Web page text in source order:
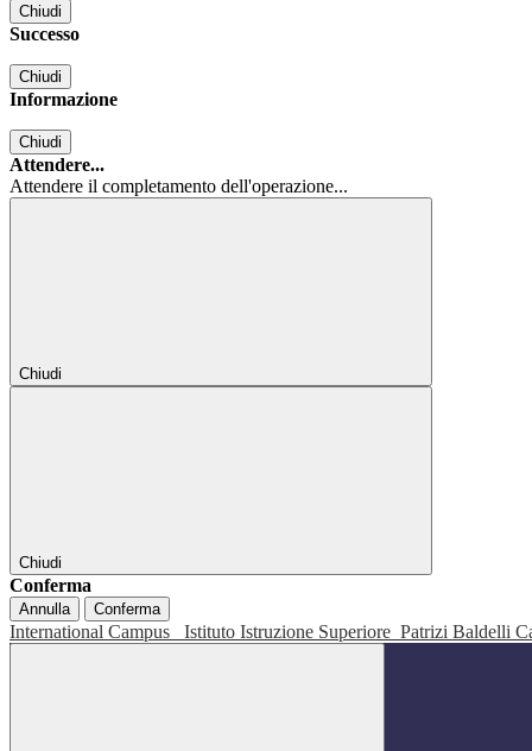
Chiudi
Successo
Chiudi
Informazione
Chiudi
Attendere...
Attendere il completamento dell'operazione...
Chiudi
Chiudi
Conferma
Annulla Conferma
International Campus Istituto Istruzione Superiore Patrizi Baldelli